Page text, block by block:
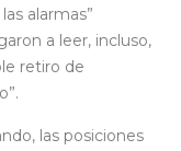
alarmas”
a leer, incluso,
retiro de
las posiciones